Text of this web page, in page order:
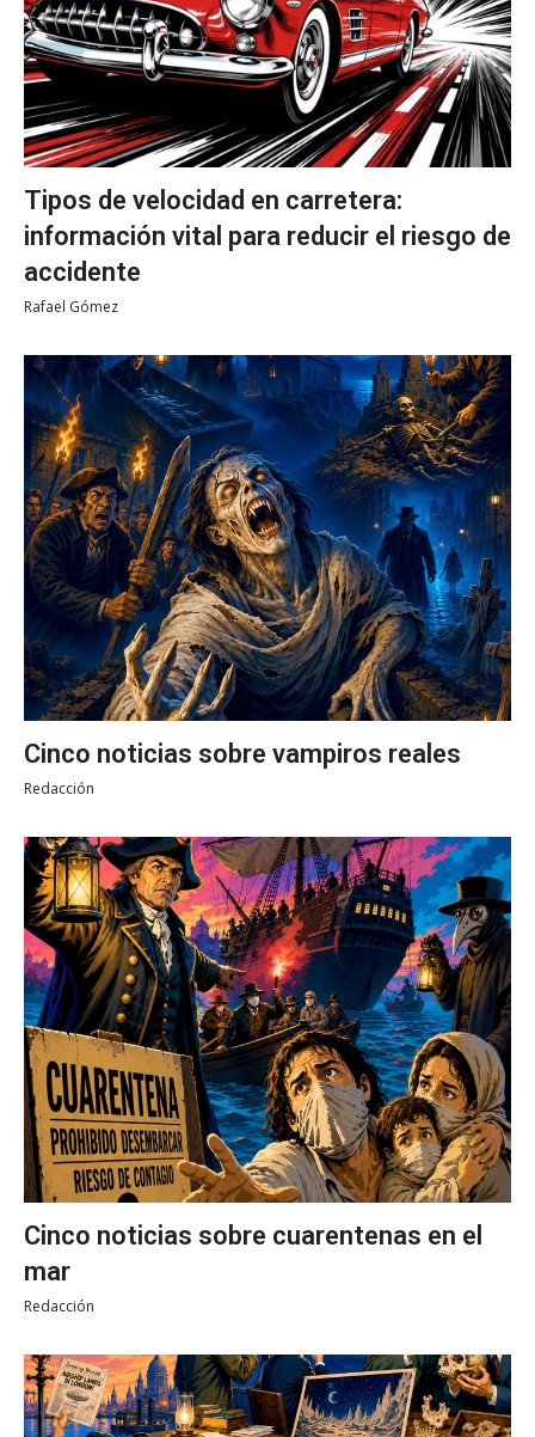
Tipos de velocidad en carretera:
información vital para reducir el riesgo de
accidente
Rafael Gómez
Cinco noticias sobre vampiros reales
Redacción
Cinco noticias sobre cuarentenas en el
mar
Redacción